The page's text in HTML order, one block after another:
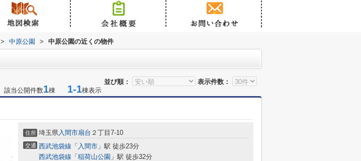
> 中原公園 > 中原公園の近くの物件
並び順： 表示件数：
該当公開件数1棟 1-1棟表示
住所 埼玉県入間市扇台 ２丁目7-10
交通 西武池袋線 「 入間市 」駅 徒歩23分
西武池袋線 「 稲荷山公園 」駅 徒歩32分